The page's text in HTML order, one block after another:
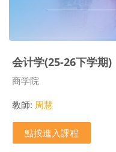
会计学(25-26下学期)
課程類別
商学院
教師: 周慧
點按進入課程